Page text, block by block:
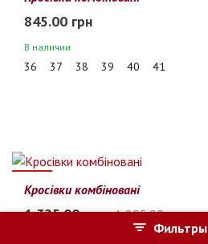
Фильтры
845.00 грн
В наличии
36 37 38 39 40 41
30%
Кросівки комбіновані
1 325.00 грн 1 895.00